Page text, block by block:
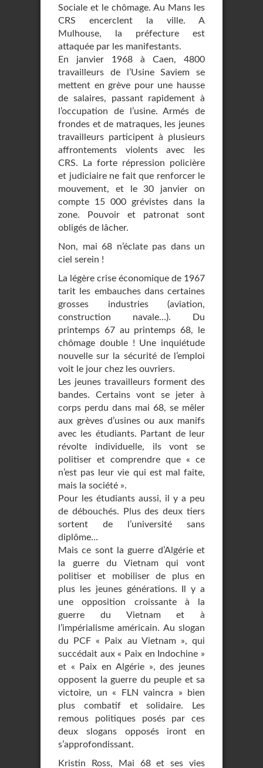
Sociale et le chômage. Au Mans les
CRS encerclent la ville. A
Mulhouse, la préfecture est
attaquée par les manifestants.
En janvier 1968 à Caen, 4800
travailleurs de l’Usine Saviem se
mettent en grève pour une hausse
de salaires, passant rapidement à
l’occupation de l’usine. Armés de
frondes et de matraques, les jeunes
travailleurs participent à plusieurs
affrontements violents avec les
CRS. La forte répression policière
et judiciaire ne fait que renforcer le
mouvement, et le 30 janvier on
compte 15 000 grévistes dans la
zone. Pouvoir et patronat sont
obligés de lâcher.
Non, mai 68 n’éclate pas dans un
ciel serein !
La légère crise économique de 1967
tarit les embauches dans certaines
grosses industries (aviation,
construction navale…). Du
printemps 67 au printemps 68, le
chômage double ! Une inquiétude
nouvelle sur la sécurité de l’emploi
voit le jour chez les ouvriers.
Les jeunes travailleurs forment des
bandes. Certains vont se jeter à
corps perdu dans mai 68, se mêler
aux grèves d’usines ou aux manifs
avec les étudiants. Partant de leur
révolte individuelle, ils vont se
politiser et comprendre que « ce
n’est pas leur vie qui est mal faite,
mais la société ».
Pour les étudiants aussi, il y a peu
de débouchés. Plus des deux tiers
sortent de l’université sans
diplôme…
Mais ce sont la guerre d’Algérie et
la guerre du Vietnam qui vont
politiser et mobiliser de plus en
plus les jeunes générations. Il y a
une opposition croissante à la
guerre du Vietnam et à
l’impérialisme américain. Au slogan
du PCF « Paix au Vietnam », qui
succédait aux « Paix en Indochine »
et « Paix en Algérie », des jeunes
opposent la guerre du peuple et sa
victoire, un « FLN vaincra » bien
plus combatif et solidaire. Les
remous politiques posés par ces
deux slogans opposés iront en
s’approfondissant.
Kristin Ross, Mai 68 et ses vies